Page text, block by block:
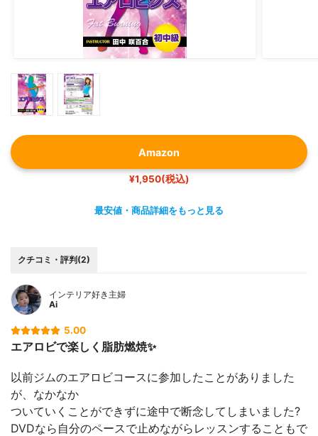
Amazon
¥1,950(税込)
最安値・商品詳細をもっと見る
クチコミ・評判(2)
インテリア好き主婦
Ai
5.00
エアロビで楽しく脂肪燃焼✨
以前ジムのエアロビコースに参加したことがありました
が、なかなか
ついていくことができずに途中で断念してしまいました?
DVDなら自分のペースで止めながらレッスンすることもで